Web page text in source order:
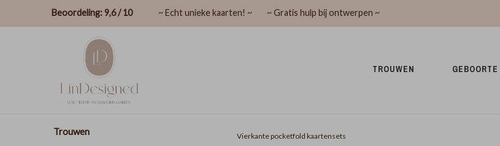
Beoordeling: 9,6 / 10 ~ Echt unieke kaarten! ~ ~ Gratis hulp bij ontwerpen ~
TROUWEN GEBOORTE
Trouwen Vierkante pocketfold kaartensets